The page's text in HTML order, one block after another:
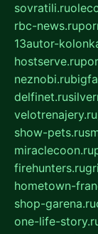
sovratili.ru
rbc-news.ru
13autor-
hostserve.ru
neznobi.ru
delfinet.ru
velotrenajery.ru
show-pets.ru
miraclecoon.ru
firehunters.ru
hometown-
shop-garena.ru
one-life-